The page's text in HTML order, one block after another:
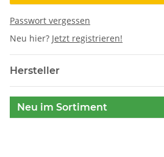
Passwort vergessen
Neu hier? Jetzt registrieren!
Hersteller
Neu im Sortiment